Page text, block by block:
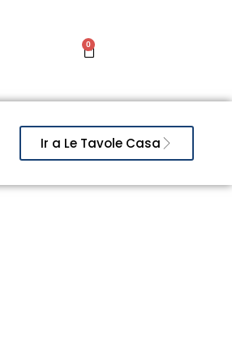
0
Ir a Le Tavole Casa